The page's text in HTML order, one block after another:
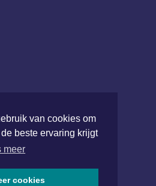
van cookies om
beste ervaring krijgt
meer
cookies